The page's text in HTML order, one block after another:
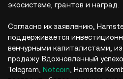
экосистеме, грантов и наград.
Согласно их заявлению,
поддерживается
венчурными капиталистами,
продажу. Вдохновленный
Telegram, Notcoin , Hamster